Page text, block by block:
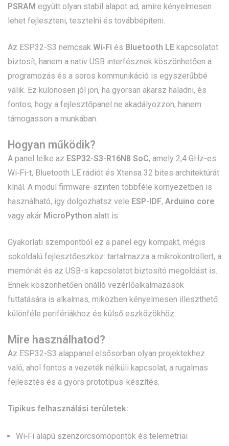
PSRAM együtt olyan stabil alapot ad, amire kényelmesen
lehet fejleszteni, tesztelni és továbbépíteni.
Az ESP32-S3 nemcsak Wi‑Fi és Bluetooth LE kapcsolatot
biztosít, hanem a natív USB interfésznek köszönhetően a
programozás és a soros kommunikáció is egyszerűbbé
válik. Ez különösen jól jön, ha gyorsan akarsz haladni, és
fontos, hogy a fejlesztőpanel ne akadályozzon, hanem
támogasson a munkában.
Hogyan működik?
A panel lelke az ESP32-S3-R16N8 SoC, amely 2,4 GHz-es
Wi‑Fi-t, Bluetooth LE rádiót és Xtensa 32 bites architektúrát
kínál. A modul firmware-szinten többféle környezetben is
használható, így dolgozhatsz vele ESP-IDF, Arduino core
vagy akár MicroPython alatt is.
Gyakorlati szempontból ez a panel egy kompakt, mégis
sokoldalú fejlesztőeszköz: tartalmazza a mikrokontrollert, a
memóriát és az USB-s kapcsolatot biztosító megoldást is.
Ennek köszönhetően önálló vezérlőalkalmazások
futtatására is alkalmas, miközben kényelmesen illeszthető
különféle perifériákhoz és külső eszközökhöz.
Mire használhatod?
Az ESP32-S3 alappanel elsősorban olyan projektekhez
való, ahol fontos a vezeték nélküli kapcsolat, a rugalmas
fejlesztés és a gyors prototípus-készítés.
Tipikus felhasználási területek:
Wi‑Fi alapú szenzorcsomópontok és telemetriai